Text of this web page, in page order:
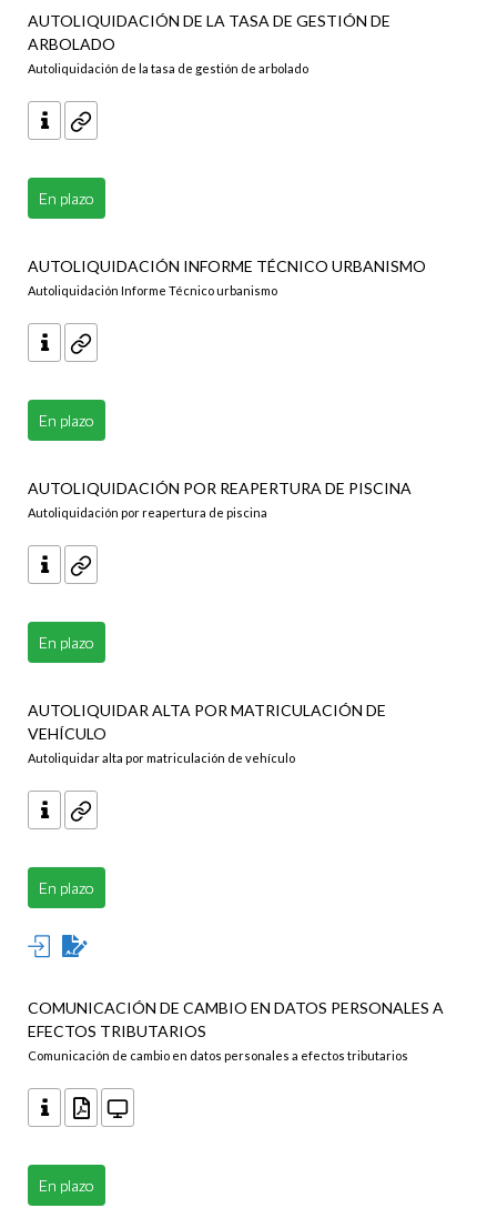
AUTOLIQUIDACIÓN DE LA TASA DE GESTIÓN DE
ARBOLADO
Autoliquidación de la tasa de gestión de arbolado
En plazo
AUTOLIQUIDACIÓN INFORME TÉCNICO URBANISMO
Autoliquidación Informe Técnico urbanismo
En plazo
AUTOLIQUIDACIÓN POR REAPERTURA DE PISCINA
Autoliquidación por reapertura de piscina
En plazo
AUTOLIQUIDAR ALTA POR MATRICULACIÓN DE
VEHÍCULO
Autoliquidar alta por matriculación de vehículo
En plazo
COMUNICACIÓN DE CAMBIO EN DATOS PERSONALES A
EFECTOS TRIBUTARIOS
Comunicación de cambio en datos personales a efectos tributarios
En plazo